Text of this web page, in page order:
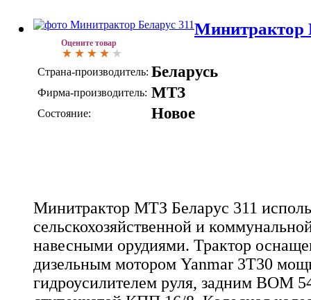
Оцените товар
Минитрактор
Страна-производитель: Беларусь
Фирма-производитель: МТЗ
Состояние: Новое
Минитрактор МТЗ Беларус 311
сельскохозяйственной и
навесными орудиями. Трактор
дизельным мотором Yanmar 3Т30
гидроусилителем руля, задним ВОМ